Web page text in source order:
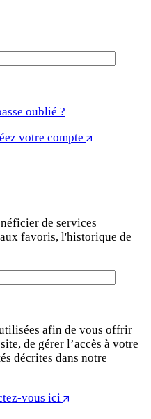
oublié ?
votre compte
de services
favoris, l'historique de
afin de vous offrir
de gérer l’accès à votre
décrites dans notre
vous ici